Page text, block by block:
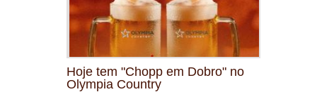
Hoje tem "Chopp em Dobro" no
Olympia Country